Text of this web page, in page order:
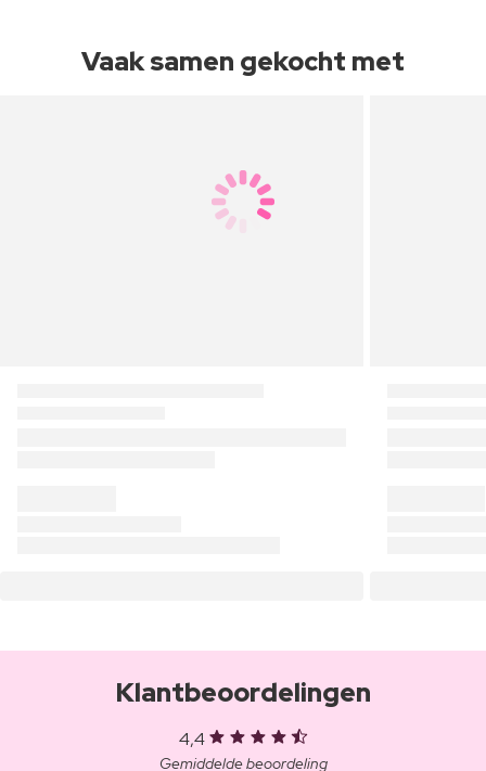
Vaak samen gekocht met
Klantbeoordelingen
4,4
Gemiddelde beoordeling